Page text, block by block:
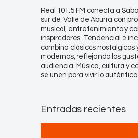
Real 101.5 FM conecta a
sur del Valle de Aburrá con
musical, entretenimiento y
inspiradores. Tendencial e
combina clásicos nostálgicos
modernos, reflejando los
audiencia. Música, cultura y
se unen para vivir lo auténtico
Entradas recientes